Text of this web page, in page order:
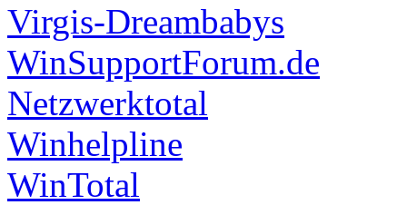
Virgis-Dreambabys
WinSupportForum.de
Netzwerktotal
Winhelpline
WinTotal